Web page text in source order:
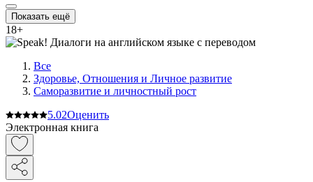
Показать ещё
18+
Все
Здоровье, Отношения и Личное развитие
Саморазвитие и личностный рост
5.02Оценить
Электронная книга